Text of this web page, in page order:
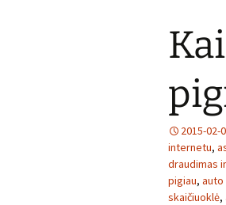
2015-02-
internetu,
draudimas
pigiau, auto
skaičiuoklė,